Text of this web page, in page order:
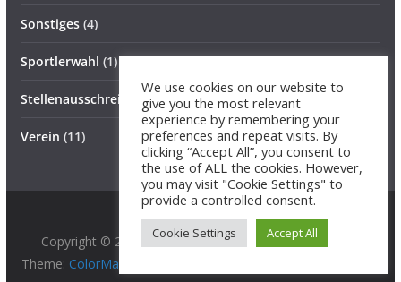
Sonstiges(4)
Sportlerwahl (1)
Stellenausschreibung(1)
Verein (11)
Copyright © 2026 BG 89 Hurricanes
. All rights reserved.
Theme: ColorMag Pro
We use cookies on our website to
give you the most relevant
experience by remembering your
preferences and repeat visits. By
clicking “Accept All”, you consent to
the use of ALL the cookies. However,
you may visit "Cookie Settings" to
provide a controlled consent.
Cookie Settings Accept All